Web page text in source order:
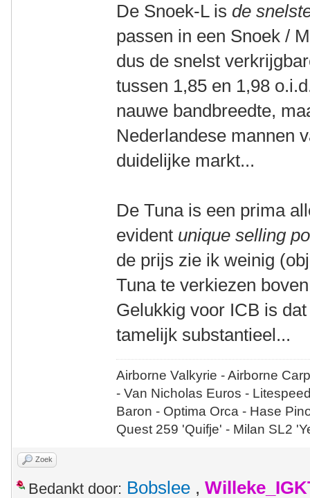
De Snoek-L is de
passen in een Snoek /
dus de snelst
tussen 1,85 en 1,98
nauwe bandbreedte,
Nederlandese mannen
duidelijke markt...
De Tuna is een prima
evident unique selling
de prijs zie ik weinig
Tuna te verkiezen
Gelukkig voor ICB is
tamelijk substantieel...
Airborne Valkyrie - Airborne
- Van Nicholas Euros -
Baron - Optima Orca - Hase
Quest 259 'Quifje' - Milan SL2
Zoek
Bedankt door: Bobslee ,